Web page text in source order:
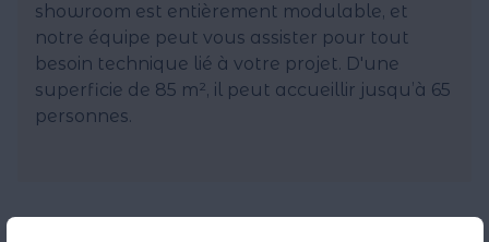
showroom est entièrement modulable, et
notre équipe peut vous assister pour tout
besoin technique lié à votre projet. D'une
superficie de 85 m², il peut accueillir jusqu’à 65
personnes.